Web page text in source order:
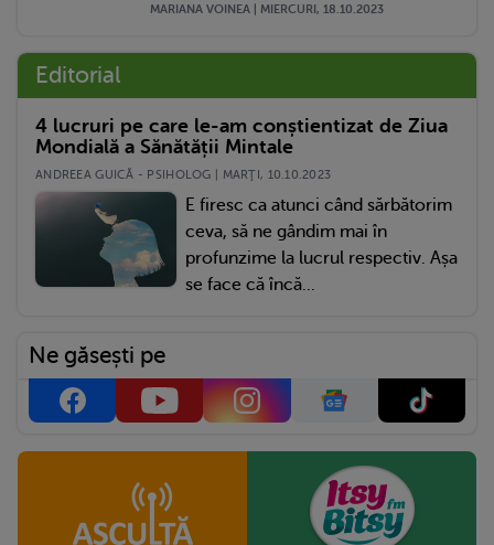
MARIANA VOINEA | MIERCURI, 18.10.2023
Editorial
4 lucruri pe care le-am conștientizat de Ziua
Mondială a Sănătății Mintale
ANDREEA GUICĂ - PSIHOLOG | MARŢI, 10.10.2023
E firesc ca atunci când sărbătorim
ceva, să ne gândim mai în
profunzime la lucrul respectiv. Așa
se face că încă...
Ne găsești pe